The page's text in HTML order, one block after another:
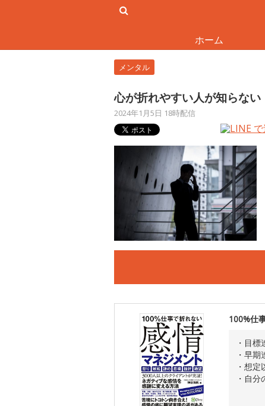
ホーム
メンタル
心が折れやすい人が知らな
2024年1月5日 18時配信
100%仕
・目
・早
・想
・自